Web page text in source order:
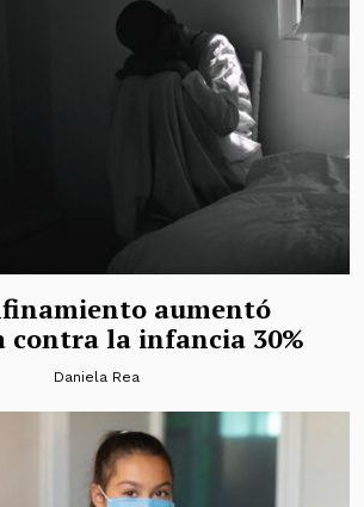
aumentó
contra la infancia 30%
Daniela Rea